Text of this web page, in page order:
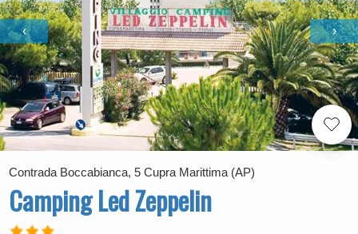
‹ ›
Contrada Boccabianca, 5 Cupra Marittima (AP)
Camping Led Zeppelin